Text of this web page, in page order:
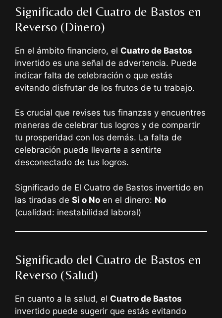
Significado del Cuatro de Bastos en
Reverso (Dinero)
En el ámbito financiero, el Cuatro de Bastos
invertido es una señal de advertencia. Puede
indicar falta de celebración o que estás
evitando disfrutar de los frutos de tu trabajo.
Es crucial que revises tus finanzas y encuentres
maneras de celebrar tus logros y de compartir
tu prosperidad con los demás. La falta de
celebración puede llevarte a sentirte
desconectado de tus logros.
Significado de El Cuatro de Bastos invertido en
las tiradas de Si o No en el dinero: No
(cualidad: inestabilidad laboral)
Significado del Cuatro de Bastos en
Reverso (Salud)
En cuanto a la salud, el Cuatro de Bastos
invertido puede sugerir que estás evitando